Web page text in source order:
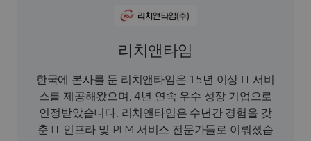
리치앤타임
한국에 본사를 둔 리치앤타임은 15년 이상 IT 서비
스를 제공해왔으며, 4년 연속 우수 성장 기업으로
인정받았습니다. 리치앤타임은 수년간 경험을 갖
춘 IT 인프라 및 PLM 서비스 전문가들로 이뤄졌습